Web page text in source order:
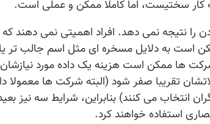
کار سختیست، اما کاملا ممکن و عملی است.
را نتیجه نمی دهد. افراد اهمیتی نمی
است به دلایل مسخره ای مثل اسم جالب
ها ممکن است هزینه یک داده مورد نیازشان
تقریبا صفر شود (البته شرکت ها معمولا
انتخاب می کنند) بنابراین، شرایط سه نیز
استفاده خواهند کرد.